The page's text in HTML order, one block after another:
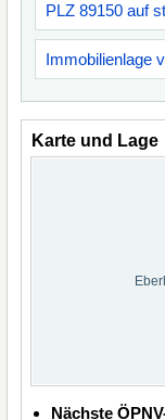
PLZ 89150 auf
Immobilienlage
Karte und Lage
Nächste